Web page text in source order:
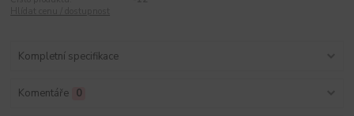
Kompletní specifikace
Komentáře 0